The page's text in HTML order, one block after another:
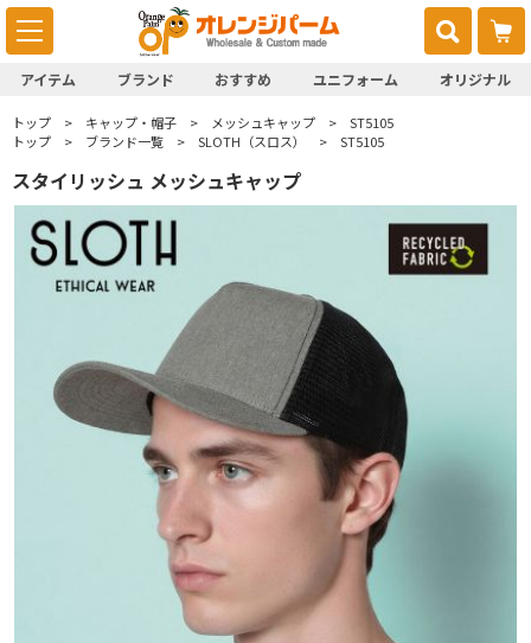
アイテム ブランド おすすめ ユニフォーム オリジナル
トップ キャップ・帽子 メッシュキャップ
ST5105
トップ
ブランド一覧 SLOTH（スロス） ST5105
スタイリッシュ メッシュキャップ